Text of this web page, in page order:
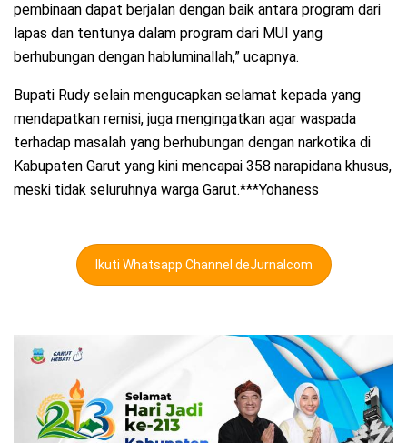
pembinaan dapat berjalan dengan baik antara program dari
lapas dan tentunya dalam program dari MUI yang
berhubungan dengan habluminallah,” ucapnya.
Bupati Rudy selain mengucapkan selamat kepada yang
mendapatkan remisi, juga mengingatkan agar waspada
terhadap masalah yang berhubungan dengan narkotika di
Kabupaten Garut yang kini mencapai 358 narapidana khusus,
meski tidak seluruhnya warga Garut.***Yohaness
Ikuti Whatsapp Channel deJurnalcom